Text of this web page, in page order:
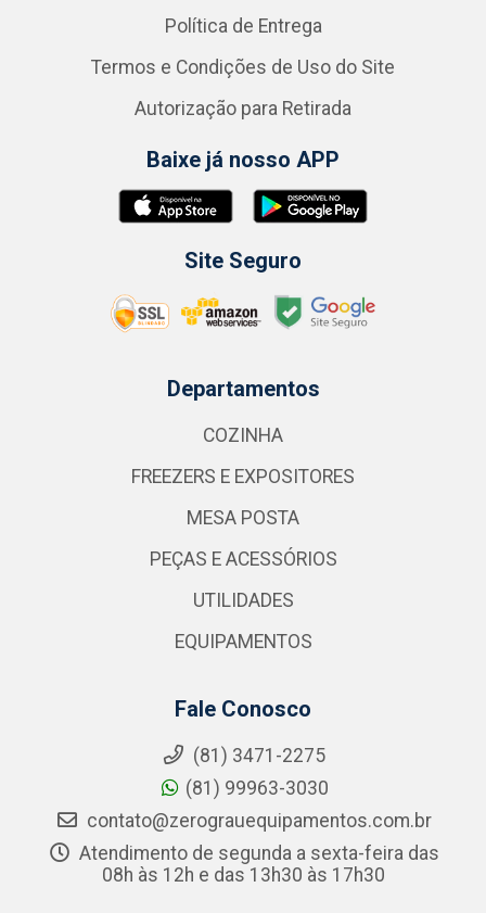
Política de Entrega
Termos e Condições de Uso do Site
Autorização para Retirada
Baixe já nosso APP
Site Seguro
Departamentos
COZINHA
FREEZERS E EXPOSITORES
MESA POSTA
PEÇAS E ACESSÓRIOS
UTILIDADES
EQUIPAMENTOS
Fale Conosco
(81) 3471-2275
(81) 99963-3030
contato@zerograuequipamentos.com.br
Atendimento de segunda a sexta-feira das
08h às 12h e das 13h30 às 17h30